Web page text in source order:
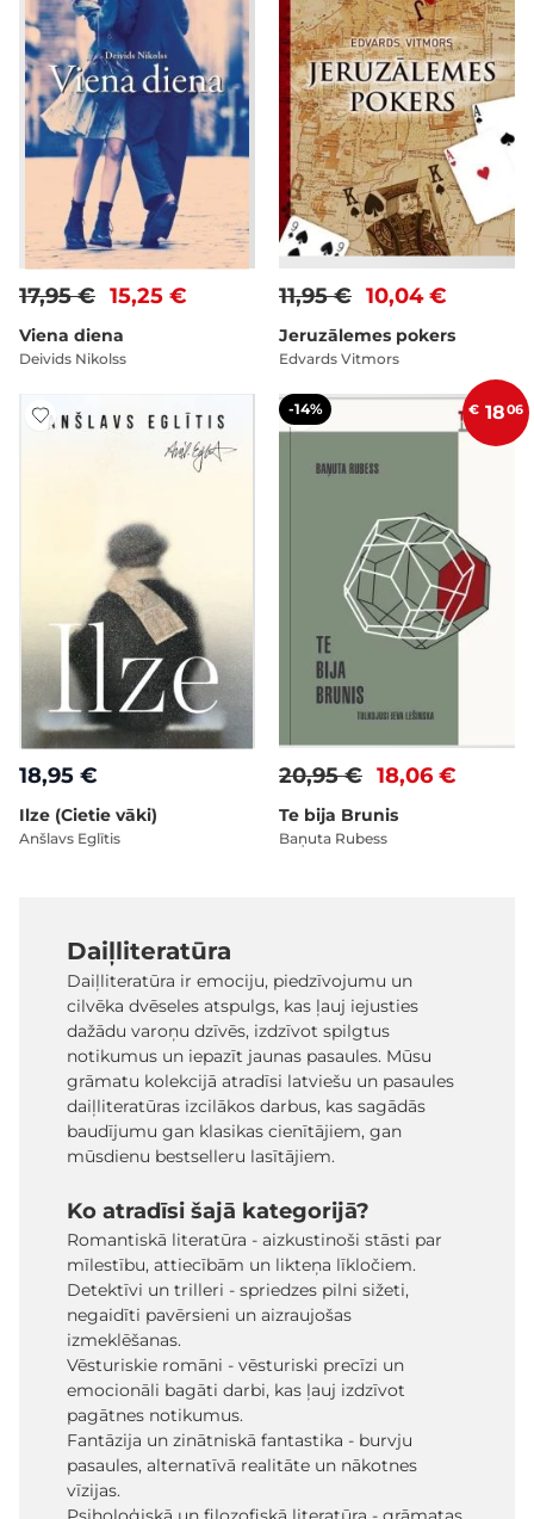
15,25 €
17,95 €
Viena diena
Deivids Nikolss
10,04 €
11,95 €
Jeruzālemes pokers
Edvards Vitmors
18,95 €
Ilze (Cietie vāki)
Anšlavs Eglītis
-14% € 1806
18,06 €
20,95 €
Te bija Brunis
Baņuta Rubess
Daiļliteratūra
Daiļliteratūra ir emociju, piedzīvojumu un
cilvēka dvēseles atspulgs, kas ļauj iejusties
dažādu varoņu dzīvēs, izdzīvot spilgtus
notikumus un iepazīt jaunas pasaules. Mūsu
grāmatu kolekcijā atradīsi latviešu un pasaules
daiļliteratūras izcilākos darbus, kas sagādās
baudījumu gan klasikas cienītājiem, gan
mūsdienu bestselleru lasītājiem.
Ko atradīsi šajā kategorijā?
Romantiskā literatūra - aizkustinoši stāsti par
mīlestību, attiecībām un likteņa līkločiem.
Detektīvi un trilleri - spriedzes pilni sižeti,
negaidīti pavērsieni un aizraujošas
izmeklēšanas.
Vēsturiskie romāni - vēsturiski precīzi un
emocionāli bagāti darbi, kas ļauj izdzīvot
pagātnes notikumus.
Fantāzija un zinātniskā fantastika - burvju
pasaules, alternatīvā realitāte un nākotnes
vīzijas.